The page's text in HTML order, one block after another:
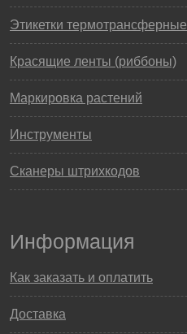
Этикетки термотрансферные
Красящие ленты (риббоны)
Маркировка растений
Инструменты
Сканеры штрихкодов
Информация
Как заказать и оплатить
Доставка